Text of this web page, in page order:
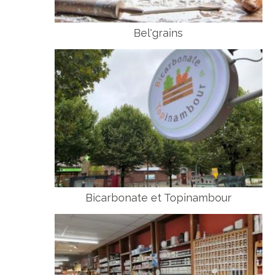
Bel'grains
Bicarbonate et Topinambour